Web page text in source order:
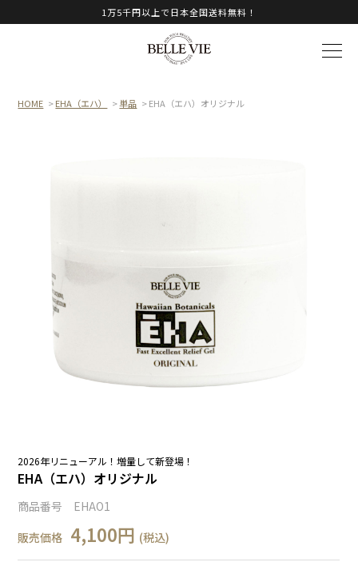
1万5千円以上で日本全国送料無料！
HOME >EHA（エハ） >単品 > EHA（エハ）オリジナル
2026年リニューアル！増量して新登場！
EHA（エハ）オリジナル
商品番号 EHAO1
販売価格 4,100円 (税込)